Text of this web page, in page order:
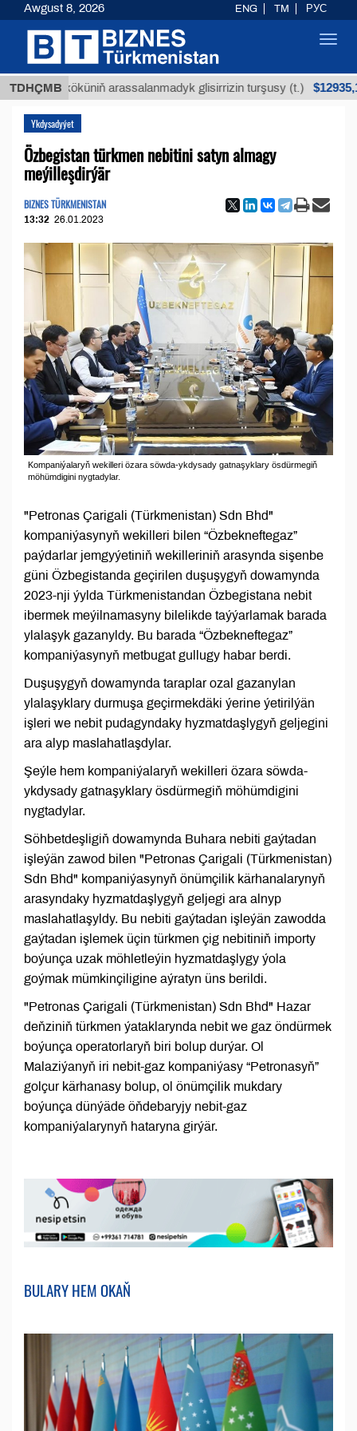
TDHÇMB
köküniň arassalanmadyk glisirrizin turşusy (t.) $12935,18
Ykdysadyýet
Özbegistan türkmen nebitini satyn almagy
meýilleşdirýär
BIZNES TÜRKMENISTAN
13:32 26.01.2023
Kompaniýalaryň wekilleri özara söwda-ykdysady gatnaşyklary ösdürmegiň
möhümdigini nygtadylar.
"Petronas Çarigali (Türkmenistan) Sdn Bhd"
kompaniýasynyň wekilleri bilen “Özbekneftegaz”
paýdarlar jemgyýetiniň wekilleriniň arasynda sişenbe
güni Özbegistanda geçirilen duşuşygyň dowamynda
2023-nji ýylda Türkmenistandan Özbegistana nebit
ibermek meýilnamasyny bilelikde taýýarlamak barada
ylalaşyk gazanyldy. Bu barada “Özbekneftegaz”
kompaniýasynyň metbugat gullugy habar berdi.
Duşuşygyň dowamynda taraplar ozal gazanylan
ylalaşyklary durmuşa geçirmekdäki ýerine ýetirilýän
işleri we nebit pudagyndaky hyzmatdaşlygyň geljegini
ara alyp maslahatlaşdylar.
Şeýle hem kompaniýalaryň wekilleri özara söwda-
ykdysady gatnaşyklary ösdürmegiň möhümdigini
nygtadylar.
Söhbetdeşligiň dowamynda Buhara nebiti gaýtadan
işleýän zawod bilen "Petronas Çarigali (Türkmenistan)
Sdn Bhd" kompaniýasynyň önümçilik kärhanalarynyň
arasyndaky hyzmatdaşlygyň geljegi ara alnyp
maslahatlaşyldy. Bu nebiti gaýtadan işleýän zawodda
gaýtadan işlemek üçin türkmen çig nebitiniň importy
boýunça uzak möhletleýin hyzmatdaşlygy ýola
goýmak mümkinçiligine aýratyn üns berildi.
"Petronas Çarigali (Türkmenistan) Sdn Bhd" Hazar
deňziniň türkmen ýataklarynda nebit we gaz öndürmek
boýunça operatorlaryň biri bolup durýar. Ol
Malaziýanyň iri nebit-gaz kompaniýasy “Petronasyň”
golçur kärhanasy bolup, ol önümçilik mukdary
boýunça dünýäde öňdebaryjy nebit-gaz
kompaniýalarynyň hataryna girýär.
BULARY HEM OKAŇ
Awgust 8, 2026 ENG TM РУС